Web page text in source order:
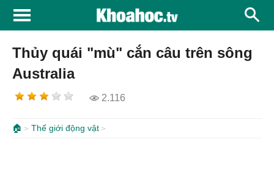
Thủy quái "mù" cắn câu trên sông
Australia
2.116
🏠 Thế giới động vật